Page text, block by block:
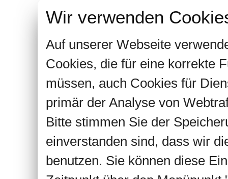
Wir verwenden
Auf unserer Webseite
Cookies, die für eine korrekte
müssen, auch Cookies für
primär der Analyse von
Bitte stimmen Sie der
einverstanden sind, dass wir
benutzen. Sie können diese